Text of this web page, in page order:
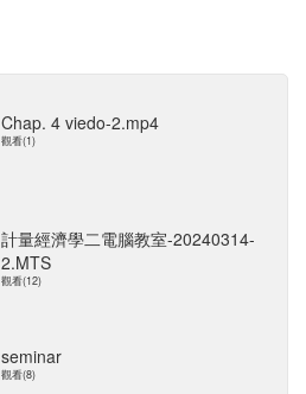
Chap. 4 viedo-2.mp4
觀看(1)
計量經濟學二電腦教室-20240314-
2.MTS
觀看(12)
seminar
觀看(8)